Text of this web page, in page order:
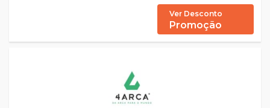
Ver Desconto
Promoção